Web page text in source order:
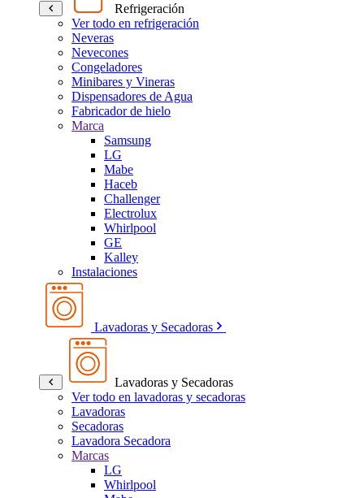
Refrigeración
Ver todo en refrigeración
Neveras
Nevecones
Congeladores
Minibares y Vineras
Dispensadores de Agua
Fabricador de hielo
Marca
Samsung
LG
Mabe
Haceb
Challenger
Electrolux
Whirlpool
GE
Kalley
Instalaciones
Lavadoras y Secadoras
Lavadoras y Secadoras
Ver todo en lavadoras y secadoras
Lavadoras
Secadoras
Lavadora Secadora
Marcas
LG
Whirlpool